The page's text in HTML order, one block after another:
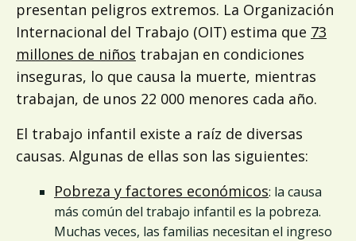
presentan peligros extremos. La Organización
Internacional del Trabajo (OIT) estima que 73
millones de niños trabajan en condiciones
inseguras, lo que causa la muerte, mientras
trabajan, de unos 22 000 menores cada año.
El trabajo infantil existe a raíz de diversas
causas. Algunas de ellas son las siguientes:
Pobreza y factores económicos: la causa
más común del trabajo infantil es la pobreza.
Muchas veces, las familias necesitan el ingreso